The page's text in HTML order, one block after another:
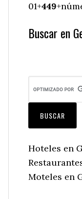
01+449
Buscar en
Hoteles en
Moteles en